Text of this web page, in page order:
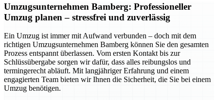
Umzugsunternehmen Bamberg: Professioneller
Umzug planen – stressfrei und zuverlässig
Ein Umzug ist immer mit Aufwand verbunden – doch mit dem
richtigen Umzugsunternehmen Bamberg können Sie den gesamten
Prozess entspannt überlassen. Vom ersten Kontakt bis zur
Schlüssübergabe sorgen wir dafür, dass alles reibungslos und
termingerecht abläuft. Mit langjähriger Erfahrung und einem
engagierten Team bieten wir Ihnen die Sicherheit, die Sie bei einem
Umzug benötigen.